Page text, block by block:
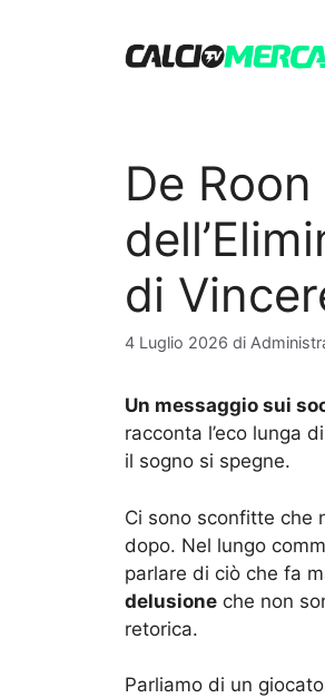
De Roon
di
4 Luglio 2026 di
Un messaggio sui
racconta l’eco lunga
il sogno si spegne.
Ci sono sconfitte che
dopo. Nel lungo
parlare di ciò che fa
delusione che non
retorica.
Parliamo di un